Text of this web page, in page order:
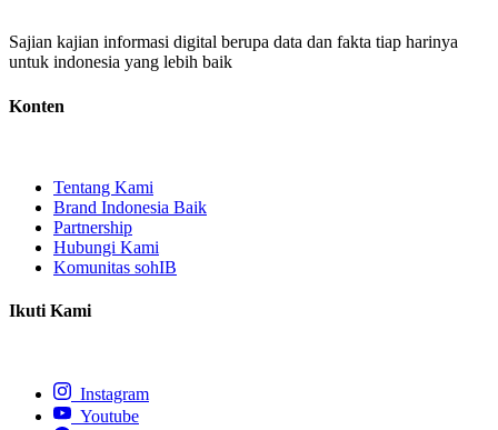
Sajian kajian informasi digital berupa data dan fakta tiap harinya
untuk indonesia yang lebih baik
Konten
Tentang Kami
Brand Indonesia Baik
Partnership
Hubungi Kami
Komunitas sohIB
Ikuti Kami
Instagram
Youtube